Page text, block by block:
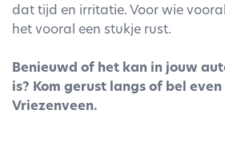
dat tijd en irritatie. Voor wie
het vooral een stukje rust.
Benieuwd of het kan in jouw
is? Kom gerust langs of bel even
Vriezenveen.